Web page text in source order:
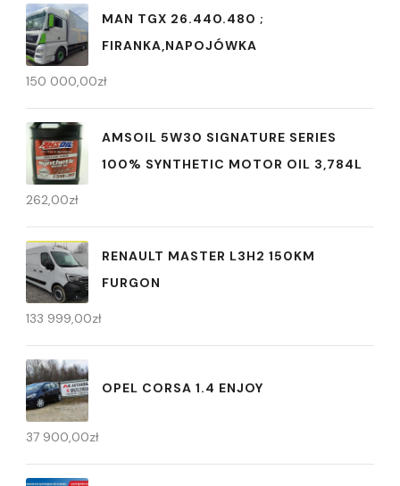
MAN TGX 26.440.480 ;
FIRANKA,NAPOJÓWKA
150 000,00zł
AMSOIL 5W30 SIGNATURE SERIES
100% SYNTHETIC MOTOR OIL 3,784L
262,00zł
RENAULT MASTER L3H2 150KM
FURGON
133 999,00zł
OPEL CORSA 1.4 ENJOY
37 900,00zł